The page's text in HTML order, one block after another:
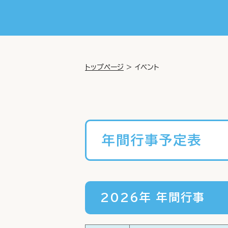
トップページ > イベント
年間行事予定表
2026年 年間行事